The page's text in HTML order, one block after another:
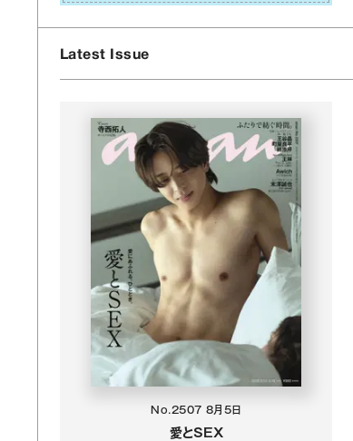
確かな安⼼感をもたらすはずです。
Latest Issue
No.2507 8月5日
愛とSEX